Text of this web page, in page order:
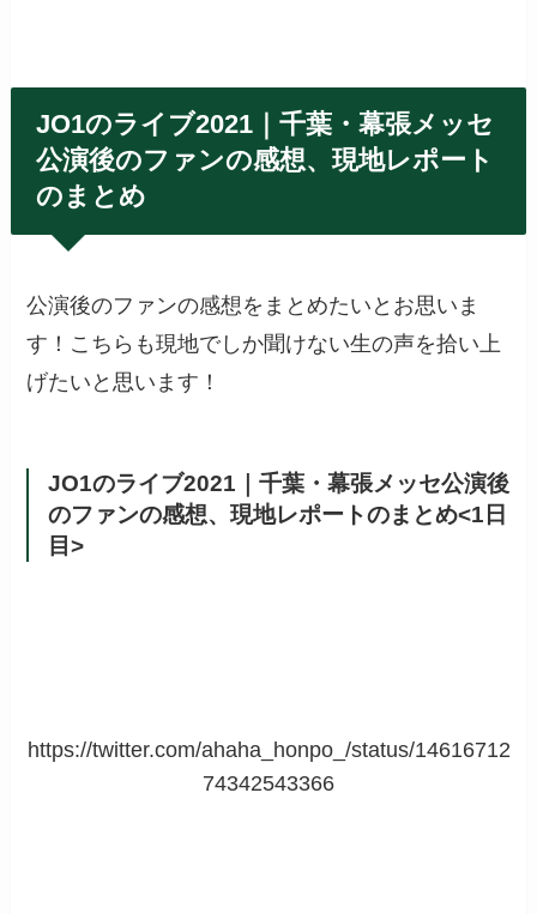
JO1のライブ2021｜千葉・幕張メッセ
公演後のファンの感想、現地レポート
のまとめ
公演後のファンの感想をまとめたいとお思いま
す！こちらも現地でしか聞けない生の声を拾い上
げたいと思います！
JO1のライブ2021｜千葉・幕張メッセ公演後
のファンの感想、現地レポートのまとめ<1日
目>
https://twitter.com/ahaha_honpo_/status/14616712
74342543366